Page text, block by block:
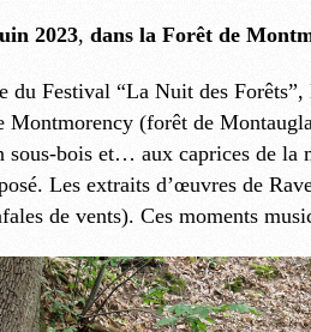
2023, dans la Forêt de
du Festival “La Nuit des
Montmorency (forêt de
sous-bois et… aux caprices de la
Les extraits d’œuvres de
de vents). Ces moments